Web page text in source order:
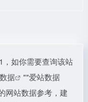
，如你需要查询该站
据 ""爱站数据
网站数据参考，建